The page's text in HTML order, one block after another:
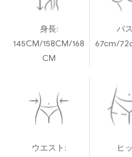
身長:
145CM/158CM/168
CM
バ
67cm/
ウエスト:
ヒ